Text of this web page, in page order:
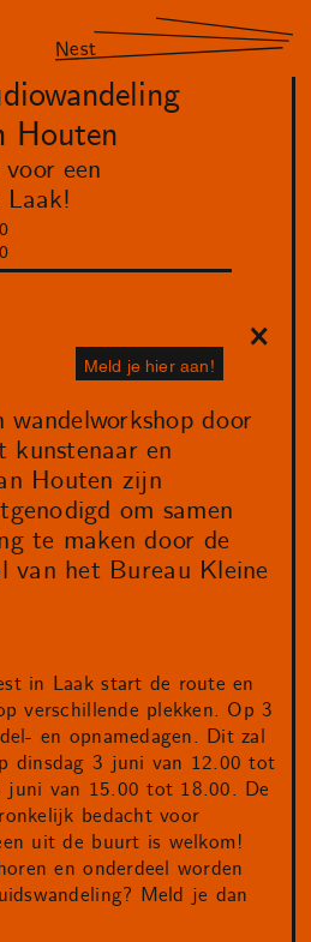
Nest
Houten
een
Laak!
Meld je hier aan!
wandelworkshop door
kunstenaar en
Houten zijn
om samen
te maken door de
van het Bureau Kleine
in Laak start de route en
verschillende plekken. Op 3
en opnamedagen. Dit zal
dinsdag 3 juni van 12.00 tot
juni van 15.00 tot 18.00. De
bedacht voor
uit de buurt is welkom!
en onderdeel worden
Meld je dan